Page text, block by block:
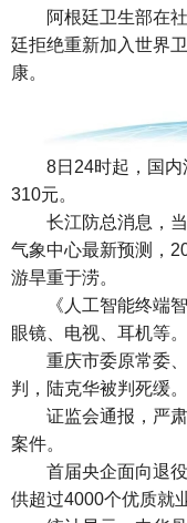
阿根廷卫生部在社
廷拒绝重新加入世界
康。
8日24时起，国内
310元。
长江防总消息，当
气象中心最新预测，
游旱重于涝。
《人工智能终端智
眼镜、电视、耳机等。
重庆市委原常委、
判，陆克华被判死缓。
证监会通报，严肃
案件。
首届央企面向退役
供超过4000个优质就